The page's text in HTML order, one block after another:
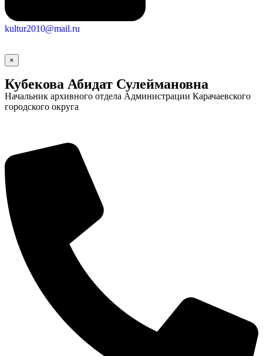
kultur2010@mail.ru
×
Кубекова Абидат Сулеймановна
Начальник архивного отдела Администрации Карачаевского
городского округа